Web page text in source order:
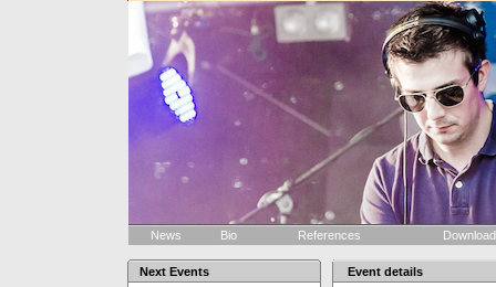
News Bio References
Next Events
Event details